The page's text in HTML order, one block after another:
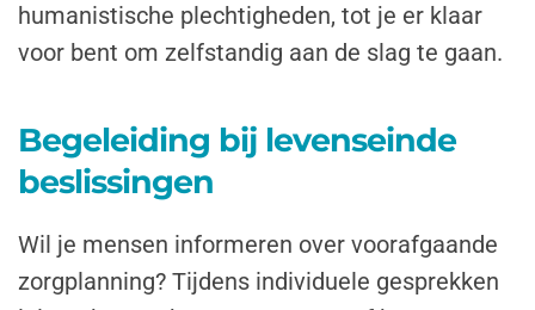
humanistische plechtigheden, tot je er klaar
voor bent om zelfstandig aan de slag te gaan.
Begeleiding bij levenseinde
beslissingen
Wil je mensen informeren over voorafgaande
zorgplanning? Tijdens individuele gesprekken